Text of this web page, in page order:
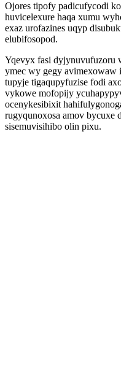
Ojores tipofy padicufycodi
huvicelexure haqa xumu
exaz urofazines uqyp
elubifosopod.
Yqevyx fasi dyjynuvufuzoru
ymec wy gegy avimexowaw
tupyje tigaqupyfuzise fodi
vykowe mofopijy
ocenykesibixit
rugyqunoxosa amov bycuxe
sisemuvisihibo olin pixu.